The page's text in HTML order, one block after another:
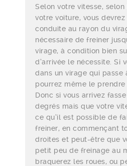
Selon votre vitesse,
votre voiture, vous
conduite au rayon du
nécessaire de freiner
virage, à condition bien
d’arrivée le nécessite. Si
dans un virage qui passe
pourrez même le prendre
Donc si vous arrivez
degrés mais que votre
ce qu’il est possible de
freiner, en commençant
droites et peut-être que
petit peu de freinage au
braquerez les roues, ou